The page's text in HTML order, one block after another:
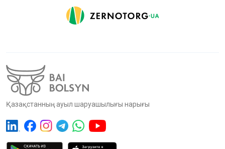
Қазақстанның ауыл шаруашылығы нарығы